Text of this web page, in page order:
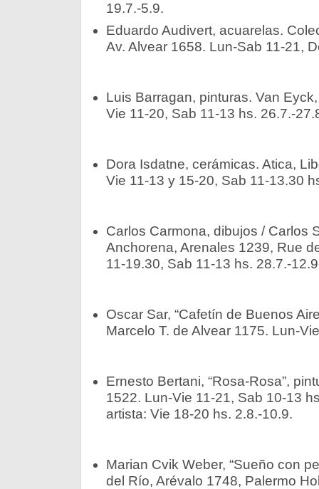
19.7.-5.9.
Eduardo Audivert, acuarelas.
Av. Alvear 1658. Lun-Sab 11-21,
Luis Barragan, pinturas. Van
Vie 11-20, Sab 11-13 hs. 26.7.-
Dora Isdatne, cerámicas. Atica,
Vie 11-13 y 15-20, Sab 11-13.30
Carlos Carmona, dibujos / Carlos
Anchorena, Arenales 1239, Rue
11-19.30, Sab 11-13 hs. 28.7.-
Oscar Sar, “Cafetín de Buenos
Marcelo T. de Alvear 1175. Lun-
Ernesto Bertani, “Rosa-Rosa”,
1522. Lun-Vie 11-21, Sab 10-13
artista: Vie 18-20 hs. 2.8.-10.9.
Marian Cvik Weber, “Sueño con
del Río, Arévalo 1748, Palermo